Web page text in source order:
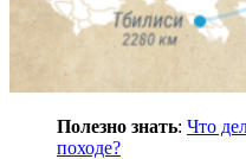
Полезно знать: Что
походе?